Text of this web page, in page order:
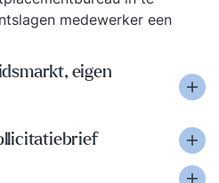
medewerker een
eigen